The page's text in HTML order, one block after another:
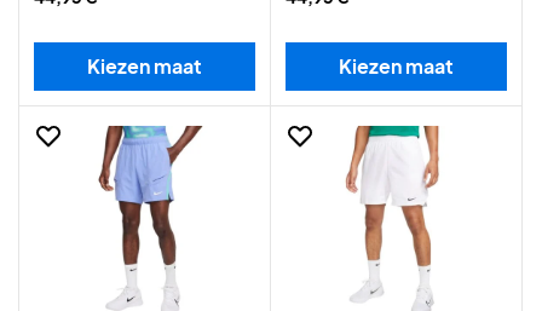
Kiezen maat Kiezen maat